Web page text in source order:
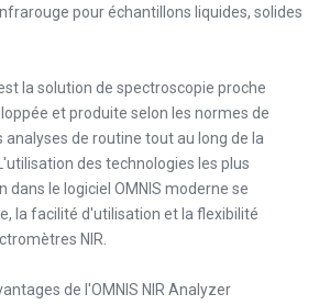
pour échantillons liquides, solides
est la solution de spectroscopie proche
et produite selon les normes de
analyses de routine tout au long de la
des technologies les plus
le logiciel OMNIS moderne se
la facilité d'utilisation et la flexibilité
NIR.
de l'OMNIS NIR Analyzer